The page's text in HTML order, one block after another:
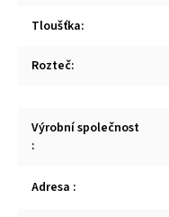
Tloušťka:
Rozteč:
Výrobní společnost
:
Adresa :